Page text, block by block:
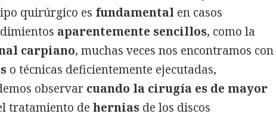
quirúrgico es fundamental en casos
aparentemente sencillos, como la
carpiano, muchas veces nos encontramos con
o técnicas deficientemente ejecutadas,
observar cuando la cirugía es de mayor
tratamiento de hernias de los discos